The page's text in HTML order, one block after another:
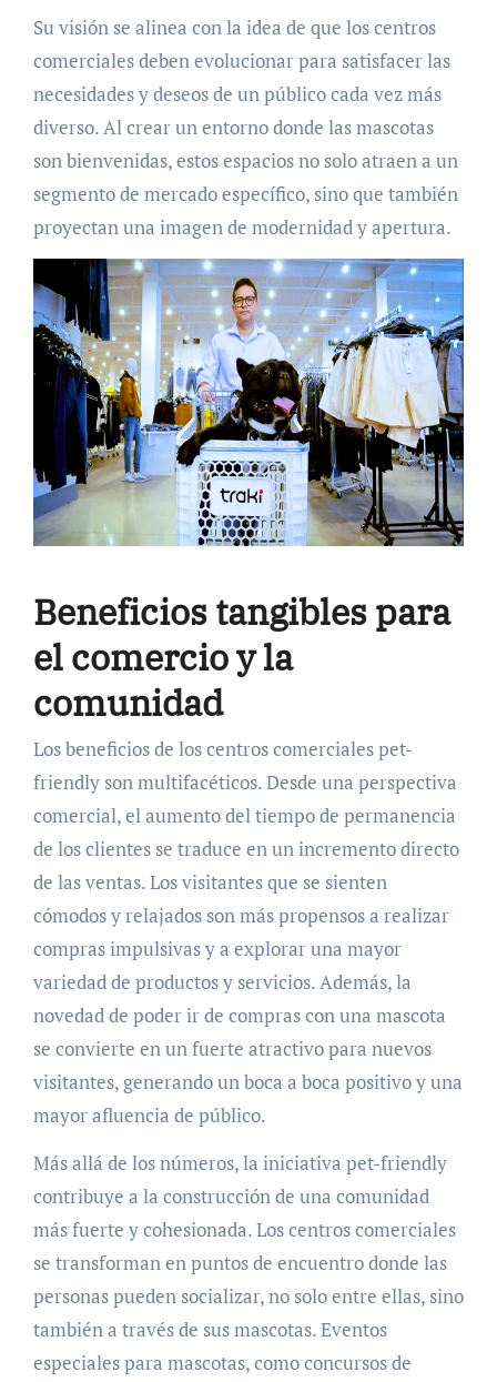
Su visión se alinea con la idea de que los centros
comerciales deben evolucionar para satisfacer las
necesidades y deseos de un público cada vez más
diverso. Al crear un entorno donde las mascotas
son bienvenidas, estos espacios no solo atraen a un
segmento de mercado específico, sino que también
proyectan una imagen de modernidad y apertura.
Beneficios tangibles para
el comercio y la
comunidad
Los beneficios de los centros comerciales pet-
friendly son multifacéticos. Desde una perspectiva
comercial, el aumento del tiempo de permanencia
de los clientes se traduce en un incremento directo
de las ventas. Los visitantes que se sienten
cómodos y relajados son más propensos a realizar
compras impulsivas y a explorar una mayor
variedad de productos y servicios. Además, la
novedad de poder ir de compras con una mascota
se convierte en un fuerte atractivo para nuevos
visitantes, generando un boca a boca positivo y una
mayor afluencia de público.
Más allá de los números, la iniciativa pet-friendly
contribuye a la construcción de una comunidad
más fuerte y cohesionada. Los centros comerciales
se transforman en puntos de encuentro donde las
personas pueden socializar, no solo entre ellas, sino
también a través de sus mascotas. Eventos
especiales para mascotas, como concursos de